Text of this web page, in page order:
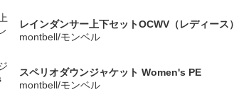
レインダンサー上下セットOCWV（レディース）
montbell/モンベル
スペリオダウンジャケット Women's PE
montbell/モンベル